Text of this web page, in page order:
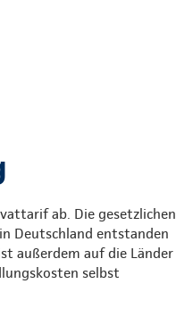
ab. Die gesetzlichen
Deutschland entstanden
außerdem auf die Länder
selbst